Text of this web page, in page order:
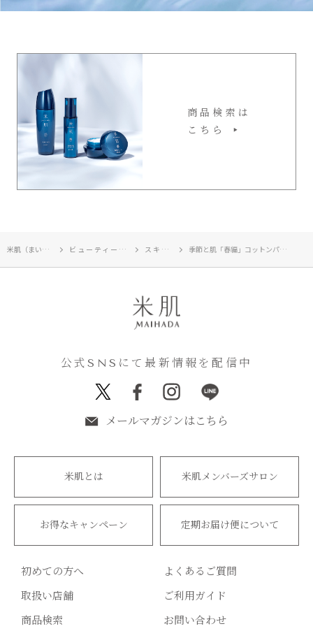
商品検索は
こちら
米肌（まいはだ）TOP ビューティージャーナル スキンケア 季節と肌「春編」コットンパックで春のゴワつきにお別れ！
公式SNSにて最新情報を配信中
メールマガジンはこちら
米肌とは 米肌メンバーズサロン
お得なキャンペーン 定期お届け便について
初めての方へ
よくあるご質問
取扱い店舗
ご利用ガイド
商品検索
お問い合わせ